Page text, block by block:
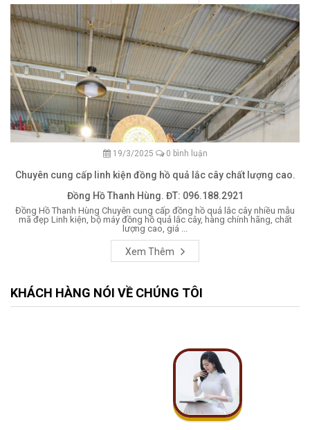
19/3/2025 0 bình luận
Chuyên cung cấp linh kiện đồng hồ quả lắc cây chất lượng cao.
Đồng Hồ Thanh Hùng. ĐT: 096.188.2921
Đồng Hồ Thanh Hùng Chuyên cung cấp đồng hồ quả lắc cây nhiều mẫu
mã đẹp Linh kiện, bộ máy đồng hồ quả lắc cây, hàng chính hãng, chất
lượng cao, giá ...
Xem Thêm
KHÁCH HÀNG NÓI VỀ CHÚNG TÔI